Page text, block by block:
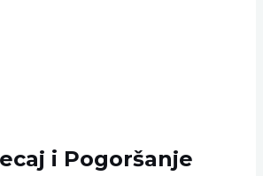
i Pogoršanje